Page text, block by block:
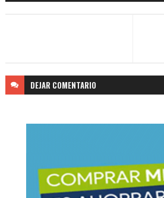
DEJAR COMENTARIO